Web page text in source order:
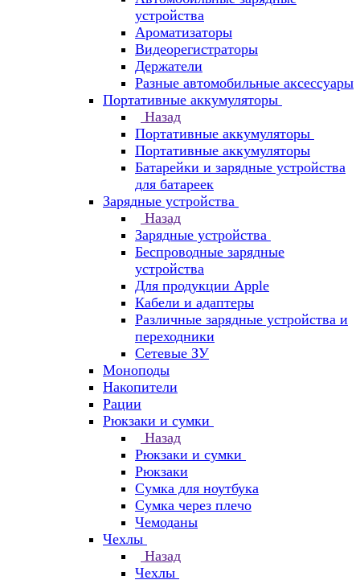
устройства
Ароматизаторы
Видеорегистраторы
Держатели
Разные автомобильные аксессуары
Портативные аккумуляторы
Назад
Портативные аккумуляторы
Портативные аккумуляторы
Батарейки и зарядные устройства
для батареек
Зарядные устройства
Назад
Зарядные устройства
Беспроводные зарядные
устройства
Для продукции Apple
Кабели и адаптеры
Различные зарядные устройства и
переходники
Сетевые ЗУ
Моноподы
Накопители
Рации
Рюкзаки и сумки
Назад
Рюкзаки и сумки
Рюкзаки
Сумка для ноутбука
Сумка через плечо
Чемоданы
Чехлы
Назад
Чехлы